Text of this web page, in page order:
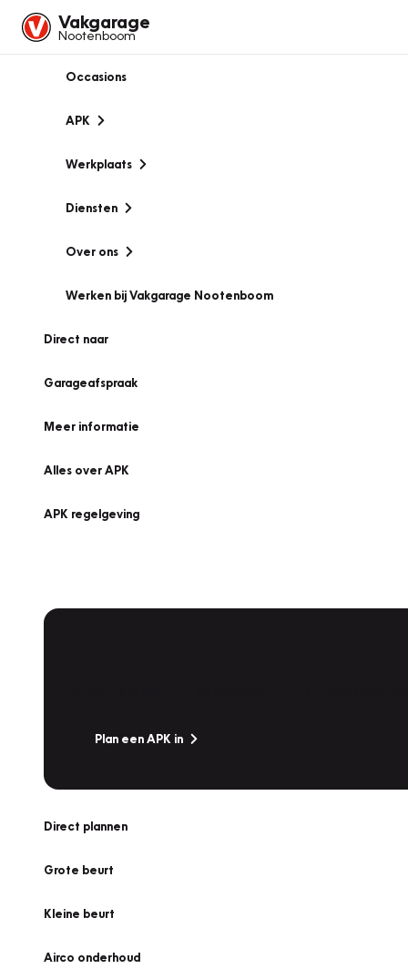
Vakgarage
Nootenboom
Occasions
APK
Werkplaats
Diensten
Over ons
Werken bij Vakgarage Nootenboom
Direct naar
Garageafspraak
Meer informatie
Alles over APK
APK regelgeving
Plan een APK in
Direct plannen
Grote beurt
Kleine beurt
Airco onderhoud